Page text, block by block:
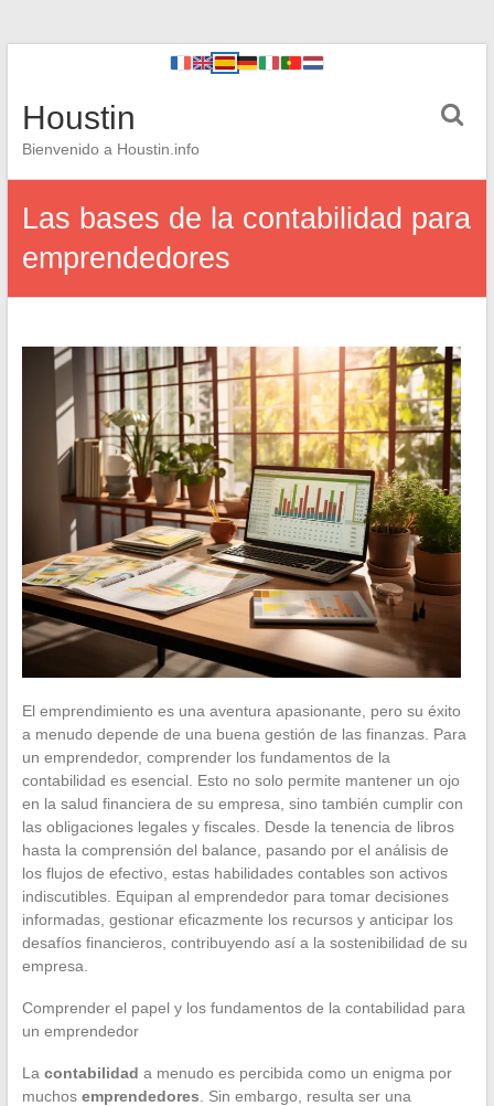
Houstin
Bienvenido a Houstin.info
Las bases de la contabilidad para
emprendedores
El emprendimiento es una aventura apasionante, pero su éxito
a menudo depende de una buena gestión de las finanzas. Para
un emprendedor, comprender los fundamentos de la
contabilidad es esencial. Esto no solo permite mantener un ojo
en la salud financiera de su empresa, sino también cumplir con
las obligaciones legales y fiscales. Desde la tenencia de libros
hasta la comprensión del balance, pasando por el análisis de
los flujos de efectivo, estas habilidades contables son activos
indiscutibles. Equipan al emprendedor para tomar decisiones
informadas, gestionar eficazmente los recursos y anticipar los
desafíos financieros, contribuyendo así a la sostenibilidad de su
empresa.
Comprender el papel y los fundamentos de la contabilidad para
un emprendedor
La contabilidad a menudo es percibida como un enigma por
muchos emprendedores . Sin embargo, resulta ser una